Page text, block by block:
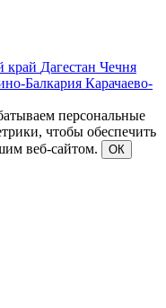
край Дагестан Чечня
Балкария Карачаево-
персональные
чтобы обеспечить
веб-сайтом.
ОК